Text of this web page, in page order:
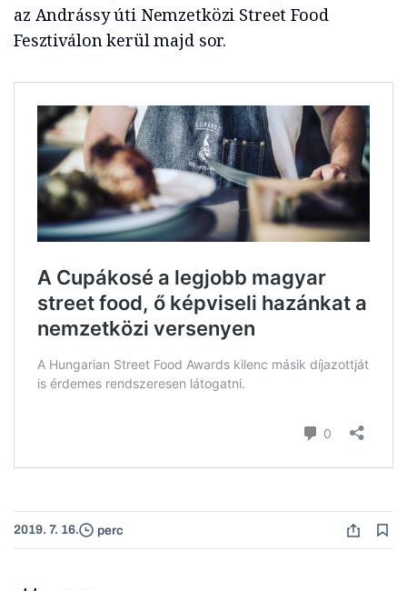
az Andrássy úti Nemzetközi Street Food
Fesztiválon kerül majd sor.
2019. 7. 16. perc